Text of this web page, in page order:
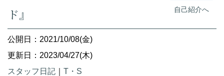
自己紹介へ
ド』
公開日：2021/10/08(金)
更新日：2023/04/27(木)
スタッフ日記
T・S